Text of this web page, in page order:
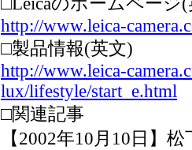
http://www.leica-
□製品情報(英文)
http://www.leica-
lux/lifestyle/start_e.html
□関連記事
【2002年10月10日】